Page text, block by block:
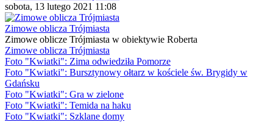
sobota, 13 lutego 2021 11:08
Zimowe oblicza Trójmiasta
Zimowe oblicze Trójmiasta w obiektywie Roberta
Zimowe oblicza Trójmiasta
Foto "Kwiatki": Zima odwiedziła Pomorze
Foto "Kwiatki": Bursztynowy ołtarz w kościele św. Brygidy w
Gdańsku
Foto "Kwiatki": Gra w zielone
Foto "Kwiatki": Temida na haku
Foto "Kwiatki": Szklane domy